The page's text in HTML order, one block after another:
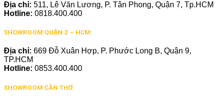
Địa chỉ: 511, Lê Văn Lương, P. Tân Phong, Quận 7, Tp.HCM
Hotline: 0818.400.400
SHOWROOM QUẬN 2 – HCM:
Địa chỉ: 669 Đỗ Xuân Hợp, P. Phước Long B, Quận 9,
TP.HCM
Hotline: 0853.400.400
SHOWROOM CẦN THƠ: